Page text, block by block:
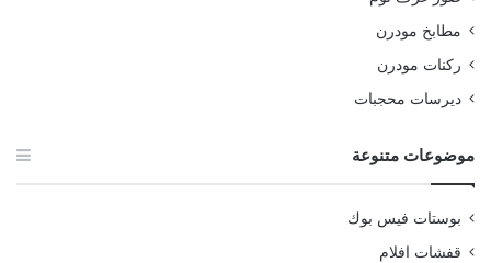
مطابخ مودرن
ركنات مودرن
ديرسات محجبات
موضوعات متنوعة
بوستات فيس بوك
قفشات افلام